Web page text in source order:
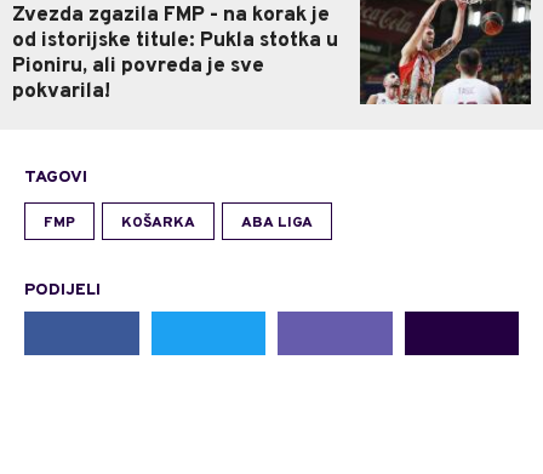
Zvezda zgazila FMP - na korak je
od istorijske titule: Pukla stotka u
Pioniru, ali povreda je sve
pokvarila!
TAGOVI
FMP KOŠARKA ABA LIGA
PODIJELI